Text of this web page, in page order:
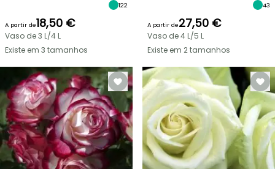
122
A partir de18,50 €
Vaso de 3 L/4 L
Existe em 3 tamanhos
43
A partir de27,50 €
Vaso de 4 L/5 L
Existe em 2 tamanhos